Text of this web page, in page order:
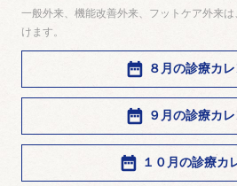
一般外来、機能改善外来、フットケア外来
けます。
８月の診療カ
９月の診療カ
１０月の診療カ